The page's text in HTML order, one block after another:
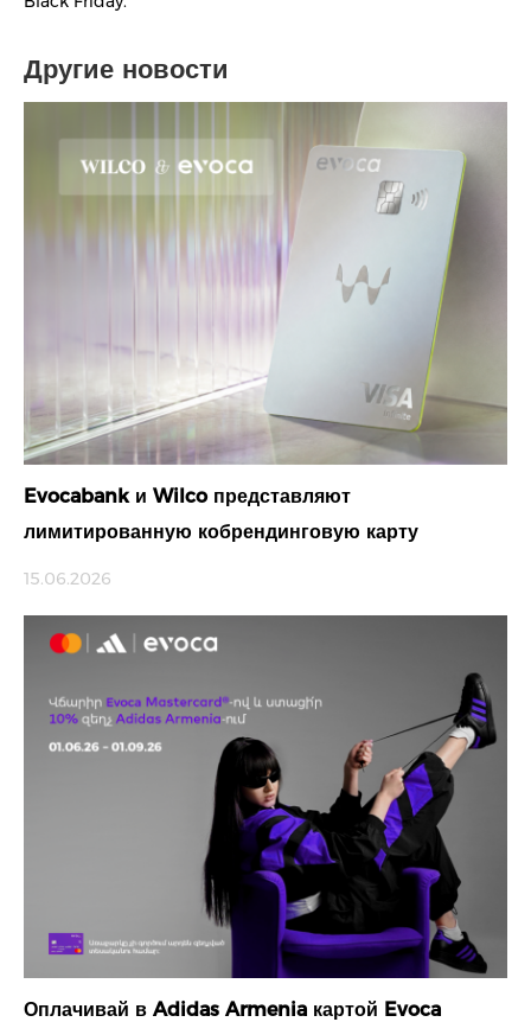
Другие новости
Evocabank и Wilco представляют
лимитированную кобрендинговую карту
15.06.2026
Оплачивай в Adidas Armenia картой Evoca